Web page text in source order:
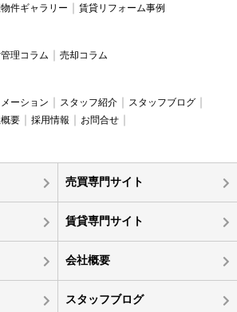
件ギャラリー 賃貸リフォーム事例
理コラム 売却コラム
ーション スタッフ紹介
スタッフブログ
要 採用情報
お問合せ
売買専門サイト
賃貸専門サイト
会社概要
スタッフブログ